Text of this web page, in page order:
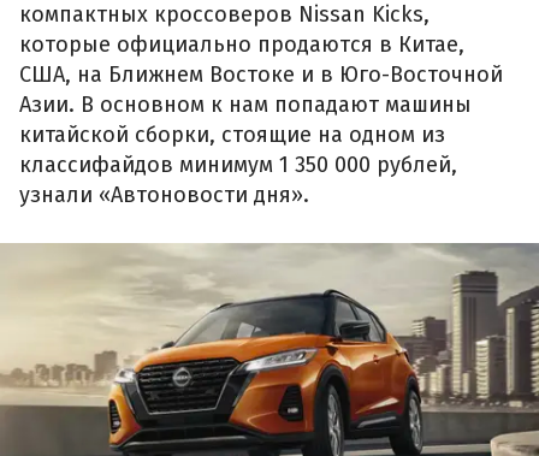
компактных кроссоверов Nissan Kicks,
которые официально продаются в Китае,
США, на Ближнем Востоке и в Юго-Восточной
Азии. В основном к нам попадают машины
китайской сборки, стоящие на одном из
классифайдов минимум 1 350 000 рублей,
узнали «Автоновости дня».